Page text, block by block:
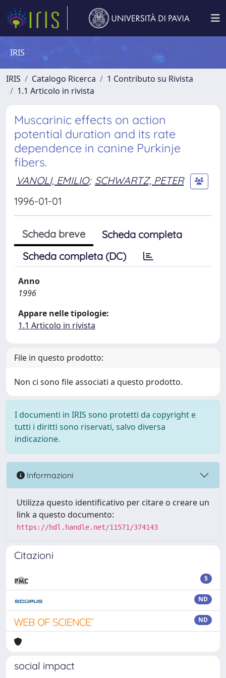
IRIS
IRIS Catalogo Ricerca
1 Contributo su Rivista
1.1 Articolo in rivista
Muscarinic effects on action
potential duration and its rate
dependence in canine Purkinje
fibers.
VANOLI, EMILIO; SCHWARTZ, PETER
1996-01-01
Scheda breve
Scheda completa
Scheda completa (DC)
Anno
1996
Appare nelle tipologie:
1.1 Articolo in rivista
File in questo prodotto:
Non ci sono file associati a questo prodotto.
I documenti in IRIS sono protetti da copyright e
tutti i diritti sono riservati, salvo diversa
indicazione.
Informazioni
Utilizza questo identificativo per citare o creare un
link a questo documento:
https://hdl.handle.net/11571/374143
Citazioni
5
ND
ND
social impact